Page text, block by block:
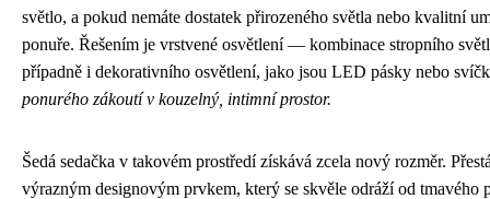
světlo, a pokud nemáte dostatek přirozeného světla nebo kvalitní
ponuře. Řešením je vrstvené osvětlení — kombinace stropního
případně i dekorativního osvětlení, jako jsou LED pásky nebo
ponurého zákoutí v kouzelný, intimní prostor.
Šedá sedačka v takovém prostředí získává zcela nový rozměr.
výrazným designovým prvkem, který se skvěle odráží od tmavého